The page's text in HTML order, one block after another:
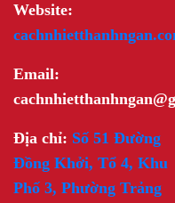
Website:
Email:
Địa chỉ: Số 51 Đường
Đồng Khởi, Tổ 4, Khu
Phố 3, Phường Trảng